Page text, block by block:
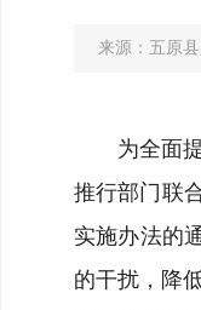
来源：五原
为全面
推行部门联
实施办法的
的干扰，降